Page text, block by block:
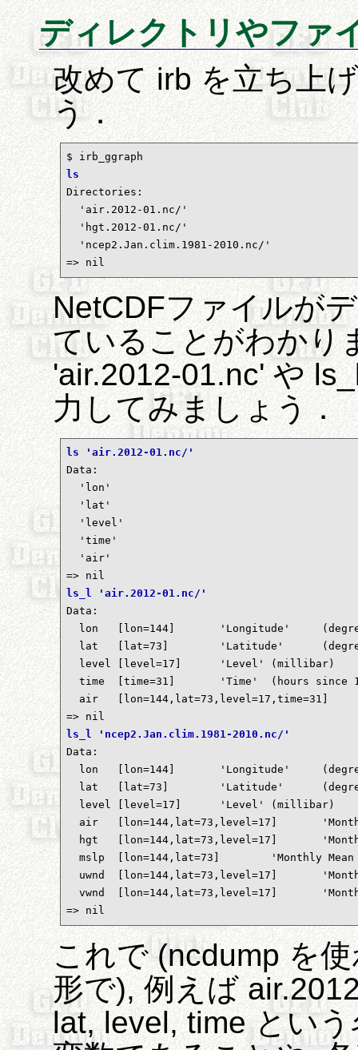
ディレクトリやファ
改めて irb を立ち上
う．
ls
Directories:
  'air.2012-01.nc/'
  'hgt.2012-01.nc/'
  'ncep2.Jan.clim.1981-2010.nc/'
=> nil
NetCDFファイルが
ていることがわかり
'air.2012-01.nc' や
力してみましょう．
ls 'air.2012-01.nc/'
Data:
  'lon'
  'lat'
  'level'
  'time'
  'air'
ls_l 'air.2012-01.nc/'
Data:
  lon	[lon=144]	'Longitude'	(degrees_east)
  lat	[lat=73]	'Latitude'	(degrees_north)
  level	[level=17]	'Level'	(millibar)
  time	[time=31]	'Time'	(hours since 1-1-1 00:00:0.0)
  air	[lon=144,lat=73,level=17,time=31]	'mean Daily Air temperature'	(degK)
ls_l 'ncep2.Jan.clim.1981-2010.nc/'
Data:
  lon	[lon=144]	'Longitude'	(degrees_east)
  lat	[lat=73]	'Latitude'	(degrees_north)
  level	[level=17]	'Level'	(millibar)
  air	[lon=144,lat=73,level=17]	'Monthly Air Temperature on Pressure Levels'	(degK)
  hgt	[lon=144,lat=73,level=17]	'Monthly Geopotential Heights on Pressure Levels'	(m)
  mslp	[lon=144,lat=73]	'Monthly Mean Sea Level Pressure'	(Pascals)
  uwnd	[lon=144,lat=73,level=17]	'Monthly U-wind on Pressure Levels'	(m/s)
  vwnd	[lon=144,lat=73,level=17]	'Monthly V-wind on Pressure Levels'	(m/s)
=> nil
これで (ncdump を
形で), 例えば
lat, level, time とい